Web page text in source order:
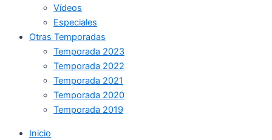
Vídeos
Especiales
Otras Temporadas
Temporada 2023
Temporada 2022
Temporada 2021
Temporada 2020
Temporada 2019
Inicio